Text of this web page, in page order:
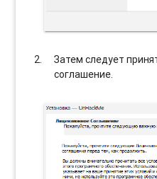
Затем следует
соглашение.